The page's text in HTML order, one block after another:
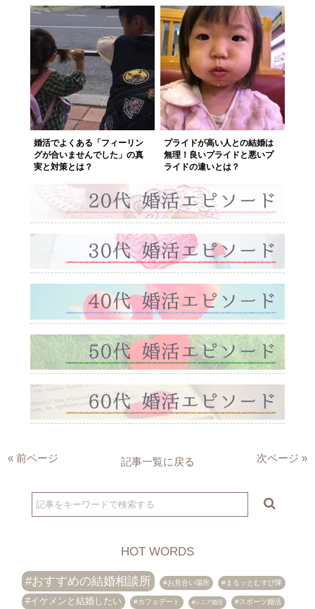
婚活でよくある「フィーリン
グが合いませんでした」の真
実と対策とは？
プライドが高い人との結婚は
無理！良いプライドと悪いプ
ライドの違いとは？
記事一覧に戻る
« 前ページ 次ページ »
HOT WORDS
おすすめの結婚相談所 お見合い場所 まるッとむすび隊
イケメンと結婚したい カフェデート シニア婚活 スポーツ婚活